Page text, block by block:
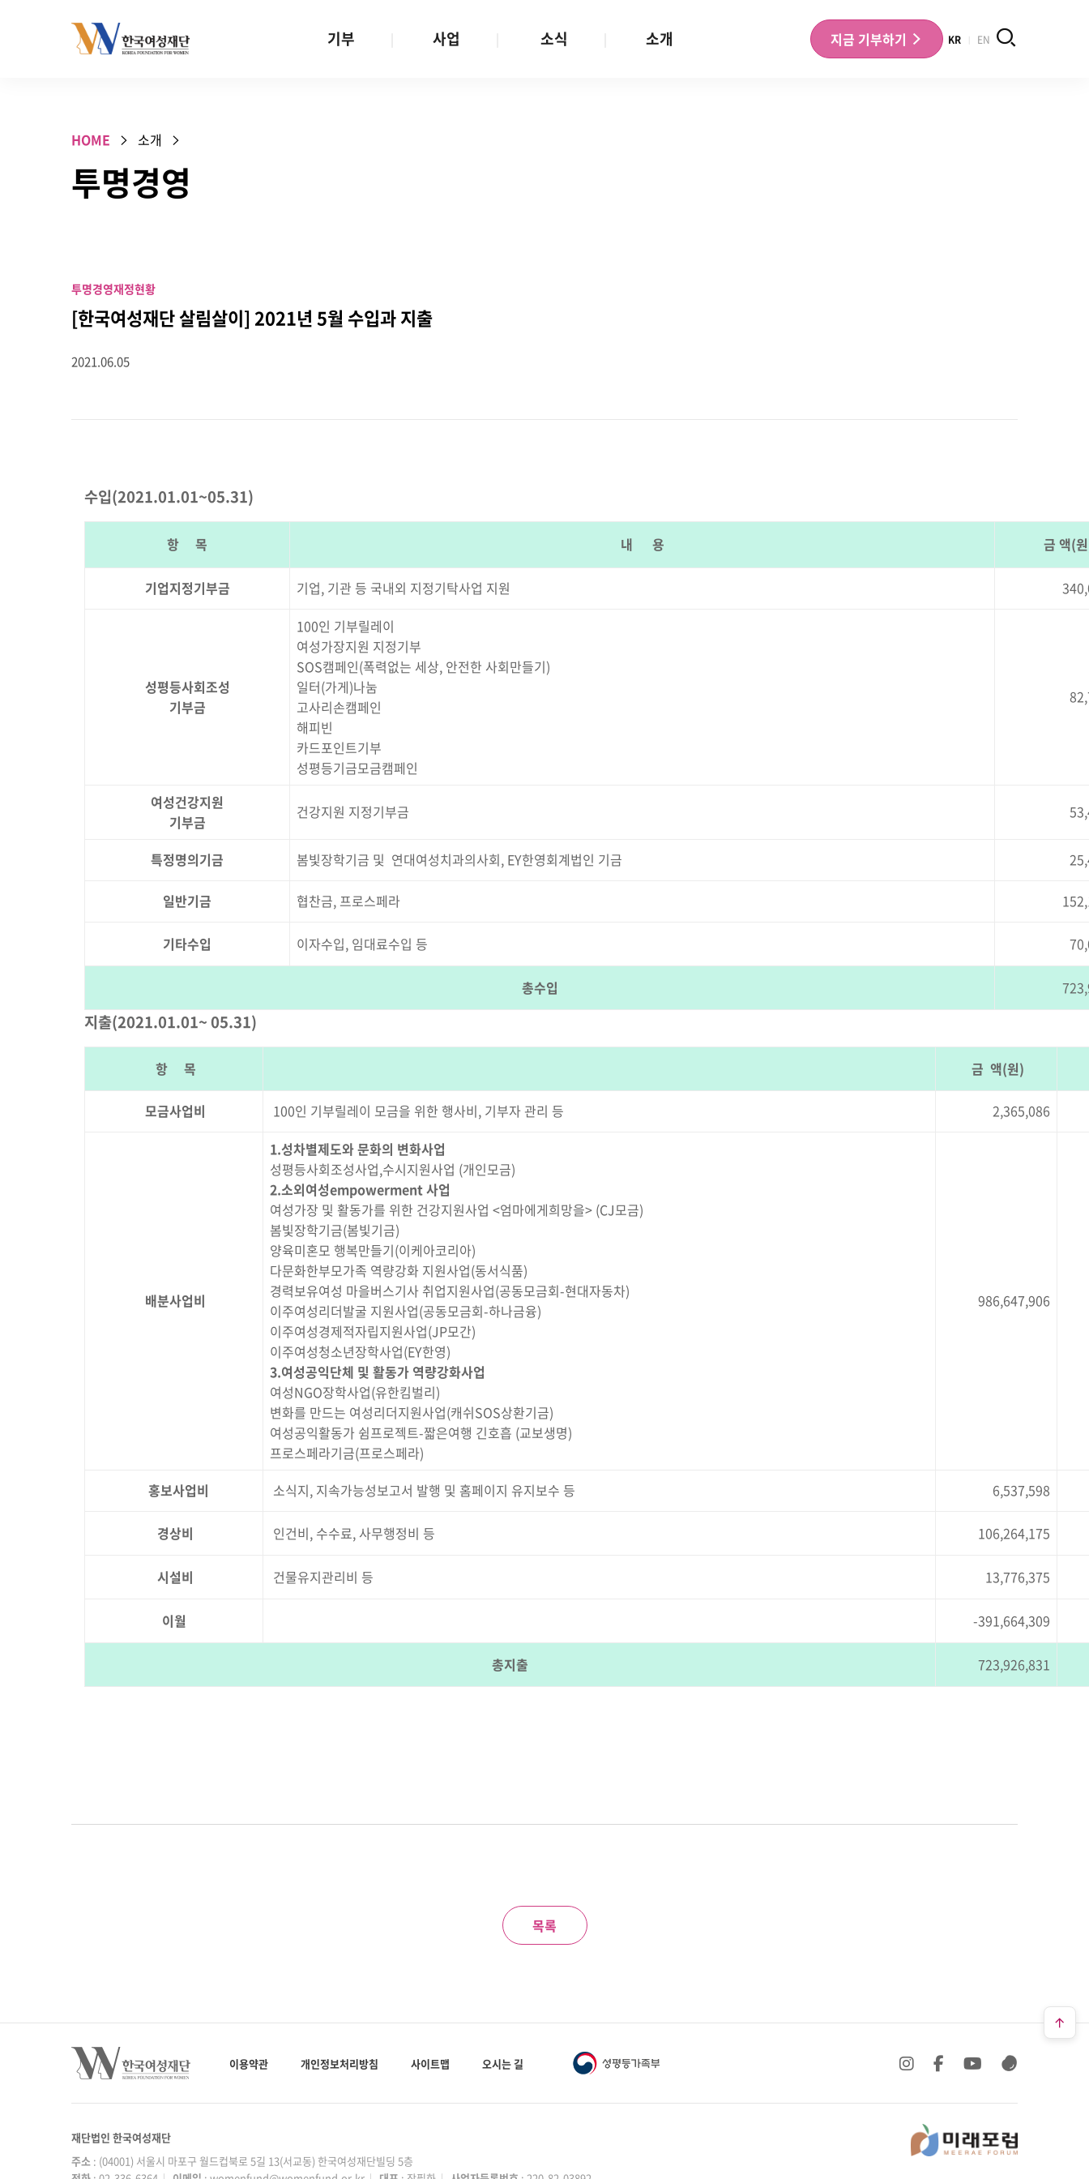
기부 사업 소식 소개 지금 기부하기 KR EN
HOME 소개
투명경영
투명경영재정현황
[한국여성재단 살림살이] 2021년 5월 수입과 지출
2021.06.05
수입(2021.01.01~05.31)
항 목 내 용 금 액(
기업지정기부금 기업, 기관 등 국내외 지정기탁사업 지원
성평등사회조성
기부금
100인 기부릴레이
여성가장지원 지정기부
SOS캠페인(폭력없는 세상, 안전한 사회만들기)
일터(가게)나눔
고사리손캠페인
해피빈
카드포인트기부
성평등기금모금캠페인
여성건강지원
기부금
건강지원 지정기부금
특정명의기금 봄빛장학기금 및 연대여성치과의사회, EY한영회계법인 기금
일반기금 협찬금, 프로스페라
기타수입 이자수입, 임대료수입 등
총수입
지출(2021.01.01~ 05.31)
항 목 금 액(원)
모금사업비 100인 기부릴레이 모금을 위한 행사비, 기부자 관리 등 2,365,086
배분사업비
1.성차별제도와 문화의 변화사업
성평등사회조성사업,수시지원사업 (개인모금)
2.소외여성empowerment 사업
여성가장 및 활동가를 위한 건강지원사업 <엄마에게희망을> (CJ모금)
봄빛장학기금(봄빛기금)
양육미혼모 행복만들기(이케아코리아)
다문화한부모가족 역량강화 지원사업(동서식품)
경력보유여성 마을버스기사 취업지원사업(공동모금회-현대자동차)
이주여성리더발굴 지원사업(공동모금회-하나금융)
이주여성경제적자립지원사업(JP모간)
이주여성청소년장학사업(EY한영)
3.여성공익단체 및 활동가 역량강화사업
여성NGO장학사업(유한킴벌리)
변화를 만드는 여성리더지원사업(캐쉬SOS상환기금)
여성공익활동가 쉼프로젝트-짧은여행 긴호흡 (교보생명)
프로스페라기금(프로스페라)
986,647,906
홍보사업비 소식지, 지속가능성보고서 발행 및 홈페이지 유지보수 등 6,537,598
경상비 인건비, 수수료, 사무행정비 등 106,264,175
시설비 건물유지관리비 등 13,776,375
이월 -391,664,309
총지출 723,926,831
목록
이용약관 개인정보처리방침 사이트맵 오시는 길 SNS 바로가기
SNS 바로가기SNS 바로가기
재단법인 한국여성재단
주소 : (04001) 서울시 마포구 월드컵북로 5길 13(서교동) 한국여성재단빌딩 5층